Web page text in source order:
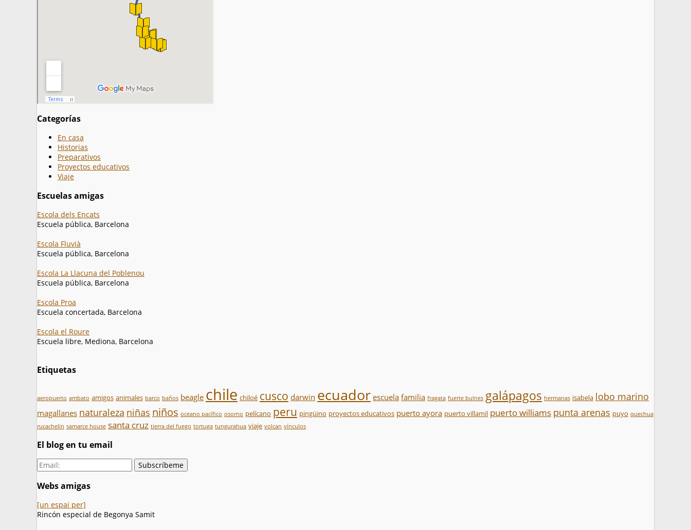
Categorías
En casa
Historias
Preparativos
Proyectos educativos
Viaje
Escuelas amigas
Escola dels Encats
Escuela pública, Barcelona
Escola Fluvià
Escuela pública, Barcelona
Escola La Llacuna del Poblenou
Escuela pública, Barcelona
Escola Proa
Escuela concertada, Barcelona
Escola el Roure
Escuela libre, Mediona, Barcelona
Etiquetas
aeropuerto ambato amigos animales barco baños beagle chile chiloé cusco darwin ecuador escuela familia fragata fuerte bulnes galápagos hermanas isabela lobo marino
magallanes naturaleza niñas niños oceano pacífico osorno pelícano peru pingüino proyectos educativos puerto ayora puerto villamil puerto williams punta arenas puyo quechua
rucachelin samarce house santa cruz tierra del fuego tortuga tungurahua viaje volcan vínculos
El blog en tu email
Webs amigas
[un espai per]
Rincón especial de Begonya Samit